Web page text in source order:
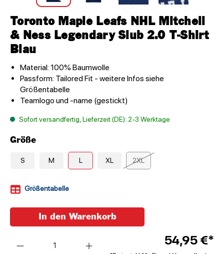
Toronto Maple Leafs NHL Mitchell
& Ness Legendary Slub 2.0 T-Shirt
Blau
Material: 100% Baumwolle
Passform: Tailored Fit - weitere Infos siehe
Größentabelle
Teamlogo und -name (gestickt)
Sofort versandfertig, Lieferzeit (DE): 2-3 Werktage
Größe
S M L XL 2XL
Größentabelle
54,95 €*
In den Warenkorb